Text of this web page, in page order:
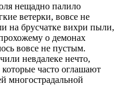
нещадно палило
ветерки, вовсе не
на брусчатке вихри пыли,
о демонах
вовсе не пустым.
невдалеке нечто,
часто оглашают
многострадальной